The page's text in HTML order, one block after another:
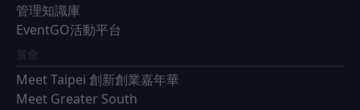
管理知識庫
EventGO活動平台
展會
Meet Taipei 創新創業嘉年華
Meet Greater South